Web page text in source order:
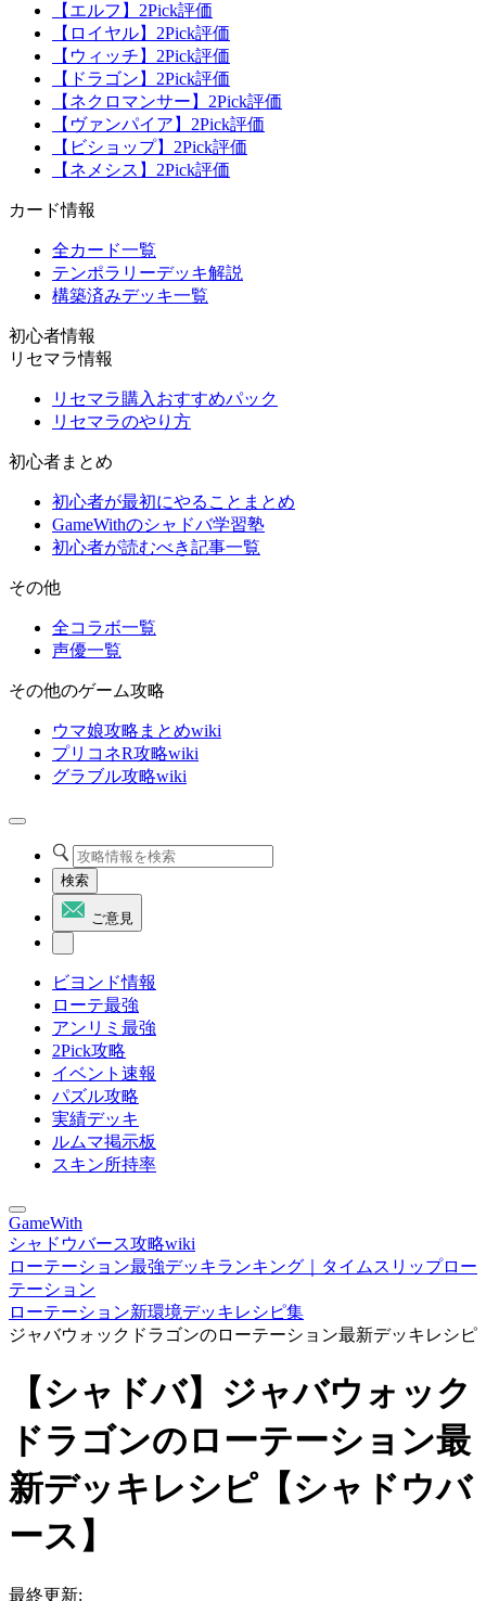
【エルフ】2Pick評価
【ロイヤル】2Pick評価
【ウィッチ】2Pick評価
【ドラゴン】2Pick評価
【ネクロマンサー】2Pick評価
【ヴァンパイア】2Pick評価
【ビショップ】2Pick評価
【ネメシス】2Pick評価
カード情報
全カード一覧
テンポラリーデッキ解説
構築済みデッキ一覧
初心者情報
リセマラ情報
リセマラ購入おすすめパック
リセマラのやり方
初心者まとめ
初心者が最初にやることまとめ
GameWithのシャドバ学習塾
初心者が読むべき記事一覧
その他
全コラボ一覧
声優一覧
その他のゲーム攻略
ウマ娘攻略まとめwiki
プリコネR攻略wiki
グラブル攻略wiki
検索
ご意見
ビヨンド情報
ローテ最強
アンリミ最強
2Pick攻略
イベント速報
パズル攻略
実績デッキ
ルムマ掲示板
スキン所持率
GameWith
シャドウバース攻略wiki
ローテーション最強デッキランキング｜タイムスリップロー
テーション
ローテーション新環境デッキレシピ集
ジャバウォックドラゴンのローテーション最新デッキレシピ
【シャドバ】ジャバウォック
ドラゴンのローテーション最
新デッキレシピ【シャドウバ
ース】
最終更新: